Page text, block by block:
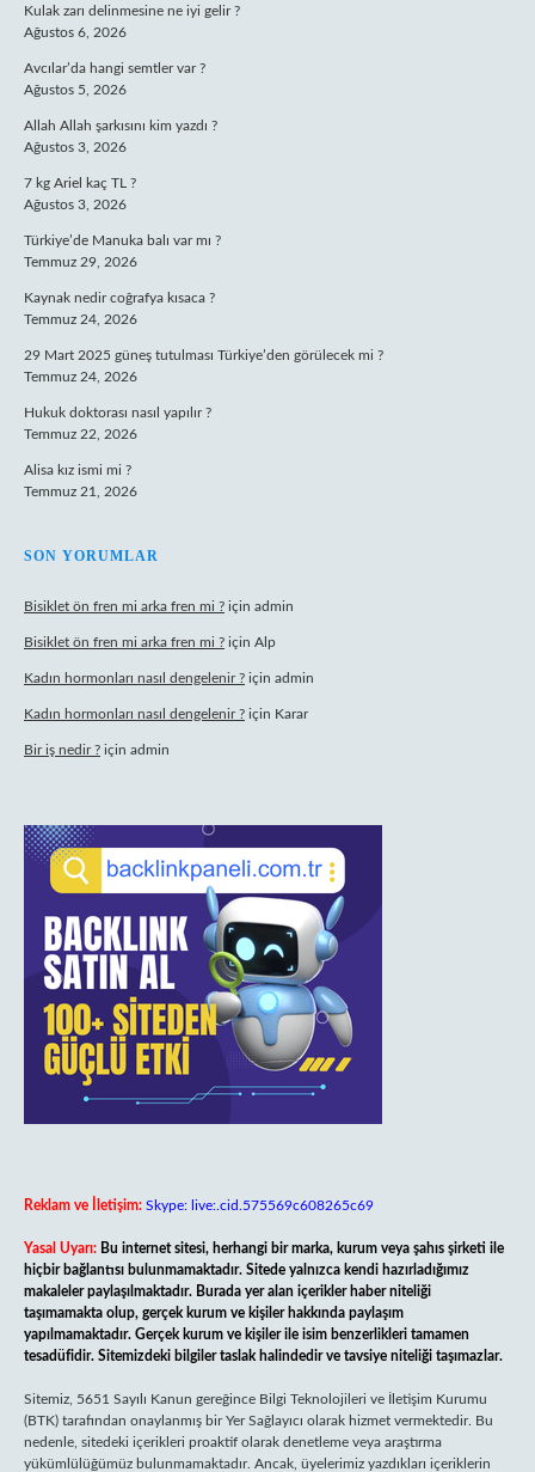
Kulak zarı delinmesine ne iyi gelir ?
Ağustos 6, 2026
Avcılar’da hangi semtler var ?
Ağustos 5, 2026
Allah Allah şarkısını kim yazdı ?
Ağustos 3, 2026
7 kg Ariel kaç TL ?
Ağustos 3, 2026
Türkiye’de Manuka balı var mı ?
Temmuz 29, 2026
Kaynak nedir coğrafya kısaca ?
Temmuz 24, 2026
29 Mart 2025 güneş tutulması Türkiye’den görülecek mi ?
Temmuz 24, 2026
Hukuk doktorası nasıl yapılır ?
Temmuz 22, 2026
Alisa kız ismi mi ?
Temmuz 21, 2026
SON YORUMLAR
Bisiklet ön fren mi arka fren mi ? için admin
Bisiklet ön fren mi arka fren mi ? için Alp
Kadın hormonları nasıl dengelenir ? için admin
Kadın hormonları nasıl dengelenir ? için Karar
Bir iş nedir ? için admin
Reklam ve İletişim: Skype: live:.cid.575569c608265c69
Yasal Uyarı: Bu internet sitesi, herhangi bir marka, kurum veya şahıs şirketi ile
hiçbir bağlantısı bulunmamaktadır. Sitede yalnızca kendi hazırladığımız
makaleler paylaşılmaktadır. Burada yer alan içerikler haber niteliği
taşımamakta olup, gerçek kurum ve kişiler hakkında paylaşım
yapılmamaktadır. Gerçek kurum ve kişiler ile isim benzerlikleri tamamen
tesadüfidir. Sitemizdeki bilgiler taslak halindedir ve tavsiye niteliği taşımazlar.
Sitemiz, 5651 Sayılı Kanun gereğince Bilgi Teknolojileri ve İletişim Kurumu
(BTK) tarafından onaylanmış bir Yer Sağlayıcı olarak hizmet vermektedir. Bu
nedenle, sitedeki içerikleri proaktif olarak denetleme veya araştırma
yükümlülüğümüz bulunmamaktadır. Ancak, üyelerimiz yazdıkları içeriklerin